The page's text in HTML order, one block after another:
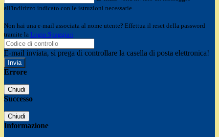
all'indirizzo indicato con le istruzioni necessarie.
Non hai una e-mail associata al nome utente? Effettua il reset della password
tramite la Login Spaggiari
E-mail inviata, si prega di controllare la casella di posta elettronica!
Errore
Chiudi
Successo
Chiudi
Informazione